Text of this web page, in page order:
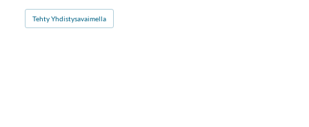
Tehty Yhdistysavaimella